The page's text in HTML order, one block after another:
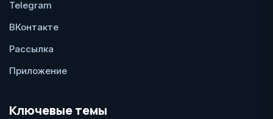
Telegram
ВКонтакте
Рассылка
Приложение
Ключевые темы